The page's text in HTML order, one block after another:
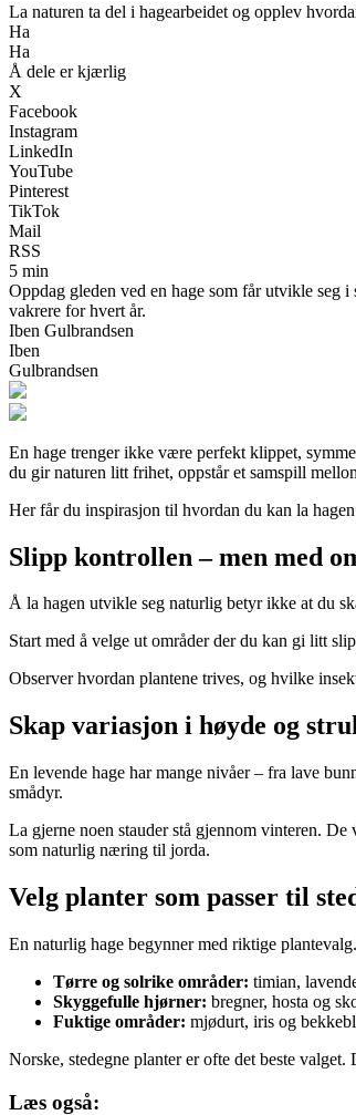
La naturen ta del i hagearbeidet og opplev
Ha
Ha
Å dele er kjærlig
X
Facebook
Instagram
LinkedIn
YouTube
Pinterest
TikTok
Mail
RSS
5 min
Oppdag gleden ved en hage som får utvikle seg
vakrere for hvert år.
Iben Gulbrandsen
Iben
Gulbrandsen
En hage trenger ikke være perfekt klippet,
du gir naturen litt frihet, oppstår et samspill
Her får du inspirasjon til hvordan du kan la
Slipp kontrollen – men med
Å la hagen utvikle seg naturlig betyr ikke at du
Start med å velge ut områder der du kan gi litt
Observer hvordan plantene trives, og hvilke
Skap variasjon i høyde og
En levende hage har mange nivåer – fra lave
smådyr.
La gjerne noen stauder stå gjennom vinteren.
som naturlig næring til jorda.
Velg planter som passer til
En naturlig hage begynner med riktige
Tørre og solrike områder: timian,
Skyggefulle hjørner: bregner, hosta og
Fuktige områder: mjødurt, iris og
Norske, stedegne planter er ofte det beste
Læs også: